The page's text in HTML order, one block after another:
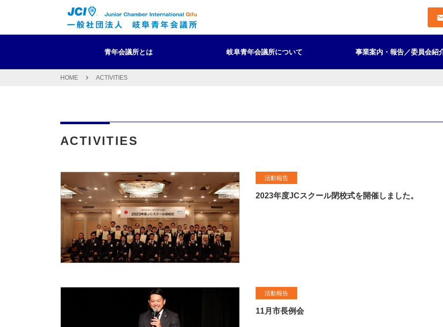
青年会議所とは 岐阜青年会議所について 事業案内・報告／委員会紹
情報開示規程
HOME ACTIVITIES
ACTIVITIES
活動報告
2023年度JCスクール閉校式を開催しました。
活動報告
11月市長例会